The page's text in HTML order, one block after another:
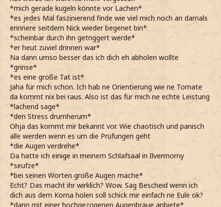
*mich gerade kugeln könnte vor Lachen*
*es jedes Mal faszinierend finde wie viel mich noch an damals
erinnere seitdem Nick wieder begenet bin*
*scheinbar durch ihn getriggert werde*
*er heut zuviel drinnen war*
Na dann umso besser das ich dich eh abholen wollte
*grinse*
*es eine große Tat ist*
Jaha für mich schon. Ich hab ne Orientierung wie ne Tomate
da kommt nix bei raus. Also ist das für mich ne echte Leistung
*lachend sage*
*den Stress drumherum*
Ohja das kommt mir bekannt vor. Wie chaotisch und panisch
alle werden wenn es um die Prüfungen geht
*die Augen verdrehe*
Da hatte ich einige in meinem Schlafsaal in Ilvermorny
*seufze*
*bei seinen Worten große Augen mache*
Echt? Das macht ihr wirklich? Wow. Sag Bescheid wenn ich
dich aus dem Koma holen soll schick mir einfach ne Eule ok?
*dann mit einer hochgezogenen Augenbraue anbiete*